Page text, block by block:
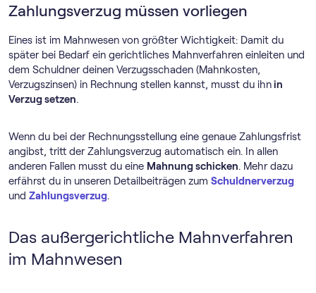
Zahlungsverzug müssen vorliegen
Eines ist im Mahnwesen von größter Wichtigkeit: Damit du
später bei Bedarf ein gerichtliches Mahnverfahren einleiten und
dem Schuldner deinen Verzugsschaden (Mahnkosten,
Verzugszinsen) in Rechnung stellen kannst, musst du ihnin
Verzug setzen.
Wenn du bei der Rechnungsstellung eine genaue Zahlungsfrist
angibst, tritt der Zahlungsverzug automatisch ein. In allen
anderen Fallen musst du eine Mahnung schicken. Mehr dazu
erfährst du in unseren Detailbeiträgen zum Schuldnerverzug
und Zahlungsverzug.
Das außergerichtliche Mahnverfahren
im Mahnwesen